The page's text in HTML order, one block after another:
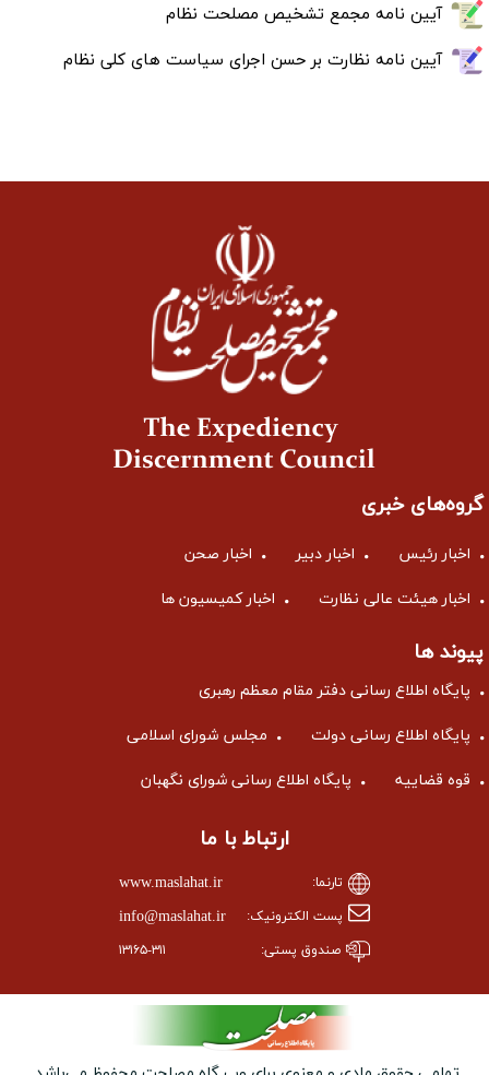
آیین نامه مجمع تشخیص مصلحت نظام
آیین نامه نظارت بر حسن اجرای سیاست های کلی نظام
گروه‌های خبری
اخبار رئیس اخبار دبیر اخبار صحن
اخبار هیئت عالی نظارت اخبار کمیسیون ها
پیوند ها
پایگاه اطلاع رسانی دفتر مقام معظم رهبری
پایگاه اطلاع رسانی دولت مجلس شورای اسلامی
قوه قضاییه پایگاه اطلاع رسانی شورای نگهبان
ارتباط با ما
تارنما: www.maslahat.ir
پست الکترونیک: info@maslahat.ir
صندوق پستی: ۱۳۱۶۵-۳۱۱